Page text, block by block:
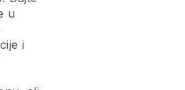
u
i